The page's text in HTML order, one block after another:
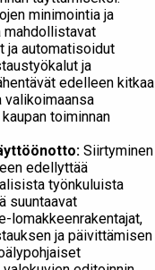
minimointia ja
mahdollistavat
ja automatisoidut
ja
edelleen kitkaa
valikoimaansa
toiminnan
Siirtyminen
edellyttää
työnkuluista
suuntaavat
lomakkeenrakentajat,
ja päivittämisen